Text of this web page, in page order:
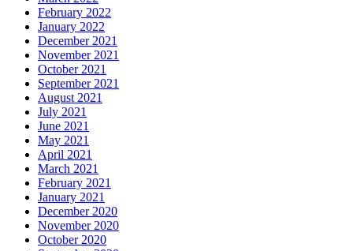
February 2022
January 2022
December 2021
November 2021
October 2021
September 2021
August 2021
July 2021
June 2021
May 2021
April 2021
March 2021
February 2021
January 2021
December 2020
November 2020
October 2020